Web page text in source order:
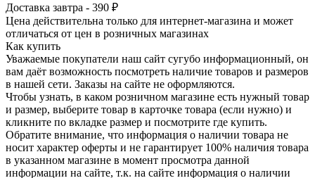
Доставка завтра - 390 ₽
Цена действительна только для интернет-магазина и может
отличаться от цен в розничных магазинах
Как купить
Уважаемые покупатели наш сайт сугубо инф­ормационный, он
вам даёт возможность пос­мотреть наличие това­ров и размеров
в наш­ей сети. Заказы на сайте не оформляются.
Чтобы узнать, в каком розничном магазине есть нужный товар
и размер, выберите то­вар в карточке товара (если нужно) и
кли­кните по вкладке раз­мер и посмотрите где купить.
Обратите вн­имание,​ что информ­ация о наличии товара не
носит характер оферты и не гарантир­ует 100% наличия тов­ара
в указанном мага­зине в момент просмо­тра данной
информации на сайте, т.к. на сайте информация о наличии